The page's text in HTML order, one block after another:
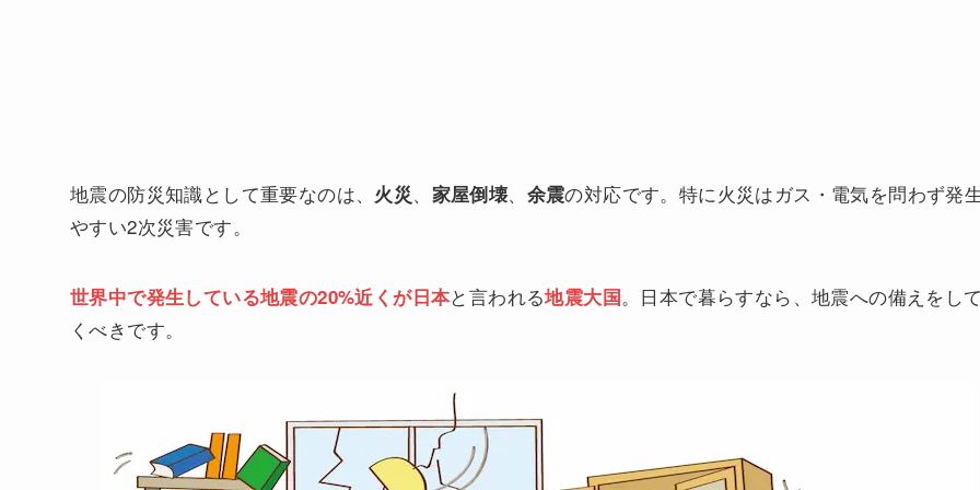
地震の防災知識として重要なのは、 火災、 家屋倒壊、 余震の対応です。特に火災はガス・電気を問わず発
やすい2次災害です。
世界中で発生している地震の20%近くが日本と言われる地震大国。日本で暮らすなら、地震への備えをし
くべきです。